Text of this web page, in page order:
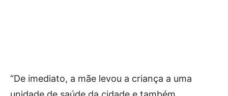
“De imediato, a mãe levou a criança a uma